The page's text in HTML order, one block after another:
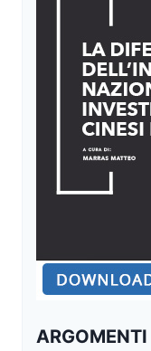
ARGOMENTI